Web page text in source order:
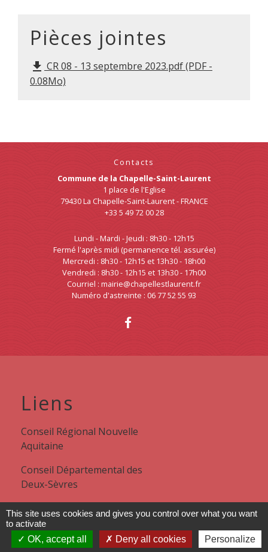
Pièces jointes
file_download CR 08 - 13 septembre 2023.pdf (PDF -
0.08Mo)
Contacts
Commune de la Chapelle-Saint-Laurent
1 place de l'Eglise
79430 La Chapelle-Saint-Laurent - FRANCE
+33 5 49 72 00 28
Lundi - Mardi - Jeudi : 8h30 - 12h15
Fermé l'après midi (permanence tél. assurée)
Mercredi : 8h30 - 12h15 et 13h30 - 18h00
Vendredi : 8h30 - 12h15 et 13h30 - 17h00
Courriel : mairie@chapellestlaurent.fr
Numéro d'astreinte : 06 77 52 55 93
Liens
Conseil Régional Nouvelle
Aquitaine
Conseil Départemental des
Deux-Sèvres
Syndicat Val de Loire
Agglomération du Bocage
Bressuirais
This site uses cookies and gives you control over what you want
to activate
OK, accept all
Deny all cookies Personalize